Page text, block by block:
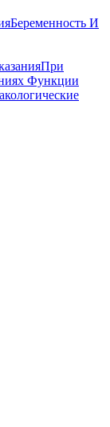
Беременность И
При
Функции